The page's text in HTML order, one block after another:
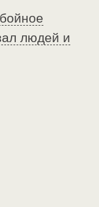
людей и